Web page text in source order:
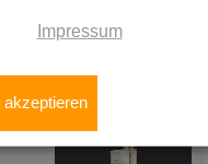
Impressum
akzeptieren